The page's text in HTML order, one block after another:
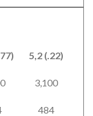
5,2 (.22)
3,100
484